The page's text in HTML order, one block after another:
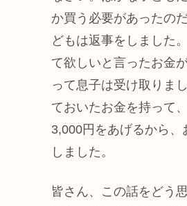
か買う必要があったの
どもは返事をしました
て欲しいと言ったお金
って息子は受け取りま
ておいたお金を持って
3,000円をあげるから
しました。
皆さん、この話をどう